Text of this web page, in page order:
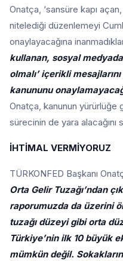
Onatça, ‘sansüre kapı
nitelediği düzenlemeyi
onaylayacağına
kullanan, sosyal
olmalı’ içerikli
kanununu
Onatça, kanunun yürürlüğe
sürecinin de yara alacağını
İHTİMAL VERMİYORUZ
TÜRKONFED Başkanı
Orta Gelir Tuzağı’ndan
raporumuzda da üzerini
tuzağı düzeyi gibi orta
Türkiye’nin ilk 10 büyük
mümkün değil.